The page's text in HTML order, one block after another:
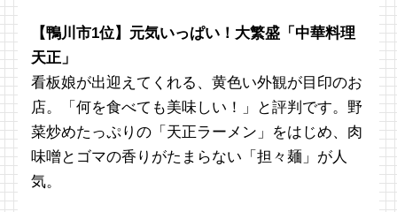
【鴨川市1位】元気いっぱい！大繁盛「中華料理
天正」
看板娘が出迎えてくれる、黄色い外観が目印のお
店。「何を食べても美味しい！」と評判です。野
菜炒めたっぷりの「天正ラーメン」をはじめ、肉
味噌とゴマの香りがたまらない「担々麺」が人
気。